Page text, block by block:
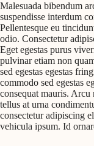
Malesuada bibendum
suspendisse interdum
Pellentesque eu
odio. Consectetur
Eget egestas purus
pulvinar etiam non
sed egestas egestas
commodo sed egestas
consequat mauris.
tellus at urna
consectetur adipiscing
vehicula ipsum. Id